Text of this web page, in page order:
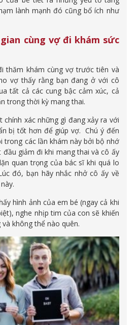
lành mạnh đó cũng bổ ích như
cùng vợ đi khám sức
thăm khám cùng vợ trước tiên và
vợ thấy rằng bạn đang ở với cô
tất cả các cung bậc cảm xúc, cả
trong thời kỳ mang thai.
chính xác những gì đang xảy ra với
bị tốt hơn để giúp vợ. Chú ý đến
trong các lần khám này bởi bộ nhớ
giảm đi khi mang thai và cô ấy
quan trọng của bác sĩ khi quá lo
đó, bạn hãy nhắc nhở cô ấy về
hình ảnh của em bé (ngay cả khi
nghe nhịp tim của con sẽ khiến
không thể nào quên.